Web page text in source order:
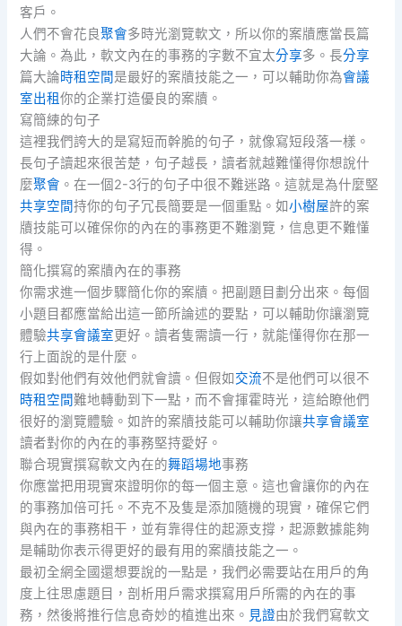
客戶。
人們不會花良聚會多時光瀏覽軟文，所以你的案牘應當長篇
大論。為此，軟文內在的事務的字數不宜太分享多。長分享
篇大論時租空間是最好的案牘技能之一，可以輔助你為會議
室出租你的企業打造優良的案牘。
寫簡練的句子
這裡我們誇大的是寫短而幹脆的句子，就像寫短段落一樣。
長句子讀起來很苦楚，句子越長，讀者就越難懂得你想說什
麼聚會 。在一個2-3行的句子中很不難迷路。這就是為什麼堅
共享空間持你的句子冗長簡要是一個重點。如小樹屋許的案
牘技能可以確保你的內在的事務更不難瀏覽，信息更不難懂
得。
簡化撰寫的案牘內在的事務
你需求進一個步驟簡化你的案牘。把副題目劃分出來。每個
小題目都應當給出這一節所論述的要點，可以輔助你讓瀏覽
體驗共享會議室更好。讀者隻需讀一行，就能懂得你在那一
行上面說的是什麼。
假如對他們有效他們就會讀。但假如交流不是他們可以很不
時租空間難地轉動到下一點，而不會揮霍時光，這給瞭他們
很好的瀏覽體驗。如許的案牘技能可以輔助你讓共享會議室
讀者對你的內在的事務堅持愛好。
聯合現實撰寫軟文內在的舞蹈場地事務
你應當把用現實來證明你的每一個主意。這也會讓你的內在
的事務加倍可托。不克不及隻是添加隨機的現實，確保它們
與內在的事務相干，並有靠得住的起源支撐，起源數據能夠
是輔助你表示得更好的最有用的案牘技能之一。
最初全網全國還想要說的一點是，我們必需要站在用戶的角
度上往思慮題目，剖析用戶需求撰寫用戶所需的內在的事
務，然後將推行信息奇妙的植進出來。 見證由於我們寫軟文